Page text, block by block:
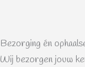
Bezorging én
Wij bezorgen jouw